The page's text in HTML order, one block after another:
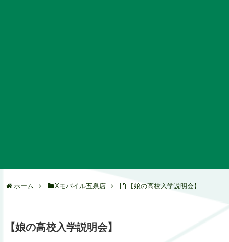
ホーム Xモバイル五泉店 【娘の高校入学説明会】
【娘の高校入学説明会】